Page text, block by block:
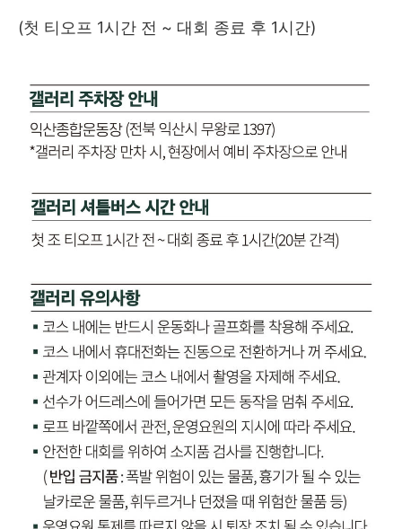
(첫 티오프 1시간 전 ~ 대회 종료 후 1시간)